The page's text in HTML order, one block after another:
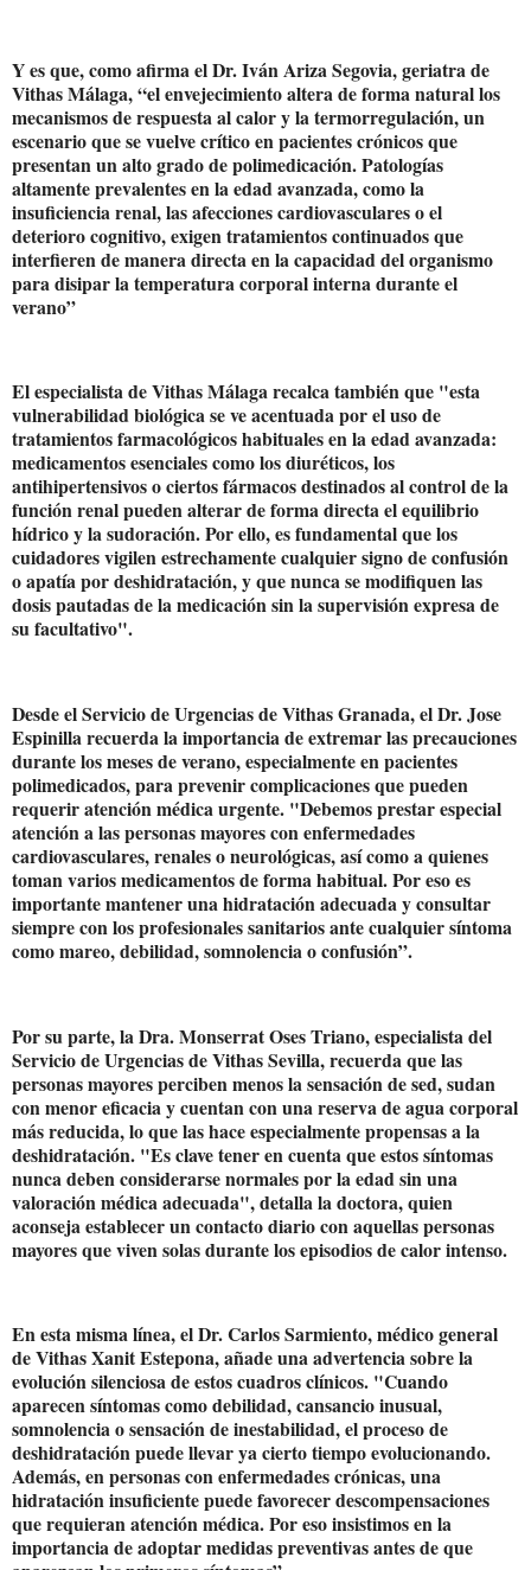
Y es que, como afirma el Dr. Iván Ariza Segovia, geriatra de
Vithas Málaga, “el envejecimiento altera de forma natural los
mecanismos de respuesta al calor y la termorregulación, un
escenario que se vuelve crítico en pacientes crónicos que
presentan un alto grado de polimedicación. Patologías
altamente prevalentes en la edad avanzada, como la
insuficiencia renal, las afecciones cardiovasculares o el
deterioro cognitivo, exigen tratamientos continuados que
interfieren de manera directa en la capacidad del organismo
para disipar la temperatura corporal interna durante el
verano”
El especialista de Vithas Málaga recalca también que "esta
vulnerabilidad biológica se ve acentuada por el uso de
tratamientos farmacológicos habituales en la edad avanzada:
medicamentos esenciales como los diuréticos, los
antihipertensivos o ciertos fármacos destinados al control de la
función renal pueden alterar de forma directa el equilibrio
hídrico y la sudoración. Por ello, es fundamental que los
cuidadores vigilen estrechamente cualquier signo de confusión
o apatía por deshidratación, y que nunca se modifiquen las
dosis pautadas de la medicación sin la supervisión expresa de
su facultativo".
Desde el Servicio de Urgencias de Vithas Granada, el Dr. Jose
Espinilla recuerda la importancia de extremar las precauciones
durante los meses de verano, especialmente en pacientes
polimedicados, para prevenir complicaciones que pueden
requerir atención médica urgente. "Debemos prestar especial
atención a las personas mayores con enfermedades
cardiovasculares, renales o neurológicas, así como a quienes
toman varios medicamentos de forma habitual. Por eso es
importante mantener una hidratación adecuada y consultar
siempre con los profesionales sanitarios ante cualquier síntoma
como mareo, debilidad, somnolencia o confusión”.
Por su parte, la Dra. Monserrat Oses Triano, especialista del
Servicio de Urgencias de Vithas Sevilla, recuerda que las
personas mayores perciben menos la sensación de sed, sudan
con menor eficacia y cuentan con una reserva de agua corporal
más reducida, lo que las hace especialmente propensas a la
deshidratación. "Es clave tener en cuenta que estos síntomas
nunca deben considerarse normales por la edad sin una
valoración médica adecuada", detalla la doctora, quien
aconseja establecer un contacto diario con aquellas personas
mayores que viven solas durante los episodios de calor intenso.
En esta misma línea, el Dr. Carlos Sarmiento, médico general
de Vithas Xanit Estepona, añade una advertencia sobre la
evolución silenciosa de estos cuadros clínicos. "Cuando
aparecen síntomas como debilidad, cansancio inusual,
somnolencia o sensación de inestabilidad, el proceso de
deshidratación puede llevar ya cierto tiempo evolucionando.
Además, en personas con enfermedades crónicas, una
hidratación insuficiente puede favorecer descompensaciones
que requieran atención médica. Por eso insistimos en la
importancia de adoptar medidas preventivas antes de que